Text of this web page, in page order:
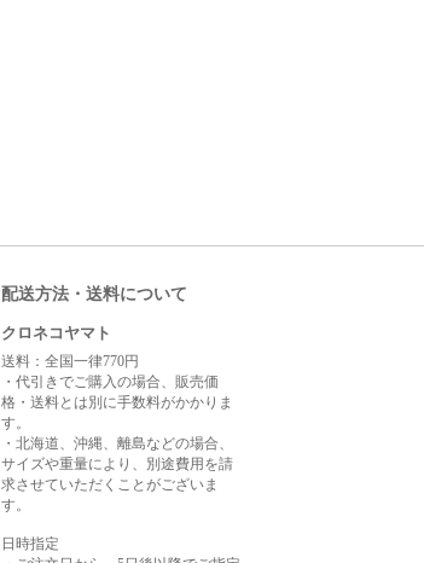
配送方法・送料について
クロネコヤマト
送料：全国一律770円
・代引きでご購入の場合、販売価
格・送料とは別に手数料がかかりま
す。
・北海道、沖縄、離島などの場合、
サイズや重量により、別途費用を請
求させていただくことがございま
す。
日時指定